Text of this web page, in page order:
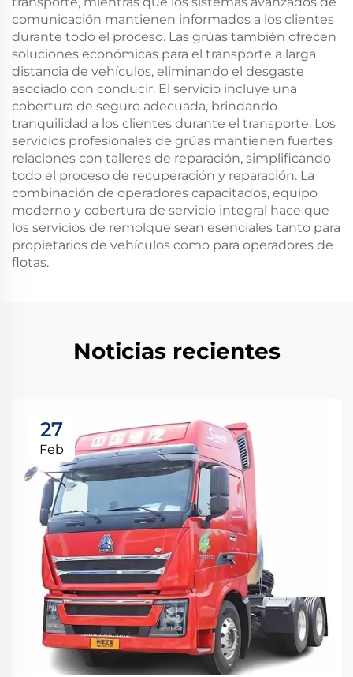
comunicación mantienen informados a los clientes
durante todo el proceso. Las grúas también ofrecen
soluciones económicas para el transporte a larga
distancia de vehículos, eliminando el desgaste
asociado con conducir. El servicio incluye una
cobertura de seguro adecuada, brindando
tranquilidad a los clientes durante el transporte. Los
servicios profesionales de grúas mantienen fuertes
relaciones con talleres de reparación, simplificando
todo el proceso de recuperación y reparación. La
combinación de operadores capacitados, equipo
moderno y cobertura de servicio integral hace que
los servicios de remolque sean esenciales tanto para
propietarios de vehículos como para operadores de
flotas.
Noticias recientes
27
Feb